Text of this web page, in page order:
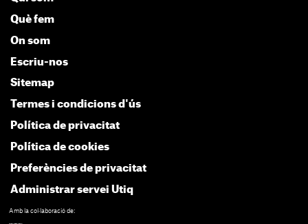
Què fem
On som
Escriu-nos
Sitemap
Termes i condicions d'ús
Política de privacitat
Política de cookies
Preferències de privacitat
Administrar servei Utiq
Amb la col·laboració de: